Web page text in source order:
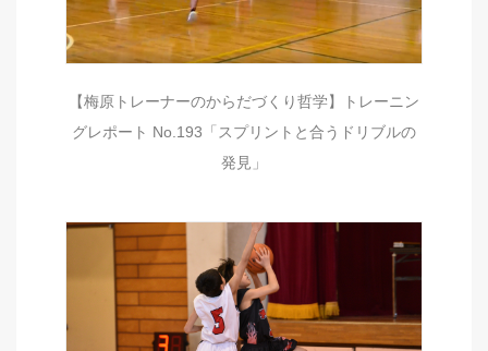
【梅原トレーナーのからだづくり哲学】トレーニン
グレポート No.193「スプリントと合うドリブルの
発見」